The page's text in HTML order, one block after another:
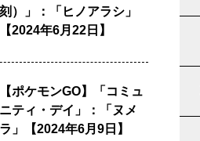
刻）」：「ヒノアラシ」
【2024年6月22日】
【ポケモンGO】「コミュ
ニティ・デイ」：「ヌメ
ラ」【2024年6月9日】